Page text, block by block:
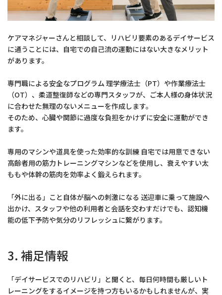
ケアマネジャーさんと相談して、リハビリ要素のあるデイサービス
に通うことには、自宅での自己流の運動にはない大きなメリット
があります。
専門職による安全なプログラム 理学療法士（PT）や作業療法士
（OT）、柔道整復師などの専門スタッフが、ご本人様の身体状況
に合わせた無理のないメニューを作成します。
そのため、心臓や関節に過度な負担をかけずに安全に運動ができ
ます。
専用のマシンや道具を使った効率的な訓練 自宅では用意できない
高齢者用の筋力トレーニングマシンなどを使用し、衰えやすい太
ももや体幹の筋肉を効率よく鍛えられます。
「外に出る」こと自体が脳への刺激になる 送迎車に乗って施設へ
出かけ、スタッフや他の利用者と会話を交わすだけでも、認知機
能の低下予防や気分のリフレッシュに繋がります。
3. 補足情報
「デイサービスでのリハビリ」と聞くと、毎日何時間も厳しいト
レーニングをするイメージを持つ方もいるかもしれませんが、実